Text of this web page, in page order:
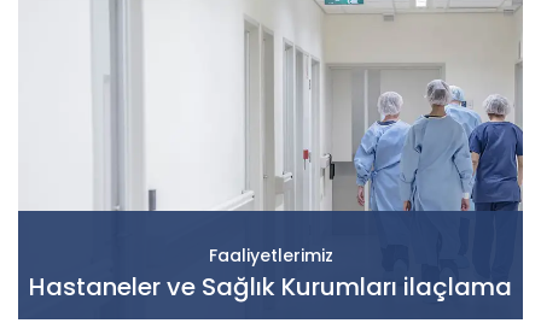
Faaliyetlerimiz
Hastaneler ve Sağlık Kurumları ilaçlama